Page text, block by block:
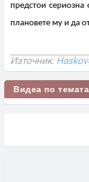
предстои
плановете му и да
Източник:
Видеа по темата